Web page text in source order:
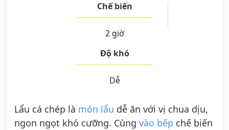
Chế biến
2 giờ
Độ khó
Dễ
Lẩu cá chép là món lẩu dễ ăn với vị chua dịu,
ngon ngọt khó cưỡng. Cùng vào bếp chế biến